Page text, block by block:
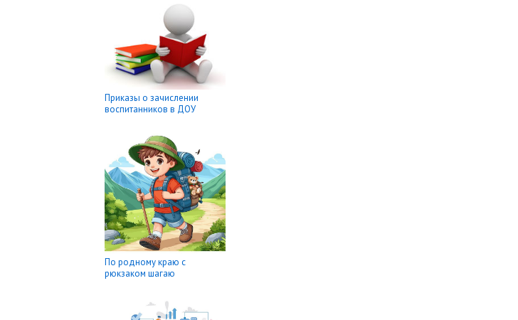
Приказы о зачислении
воспитанников в ДОУ
По родному краю с
рюкзаком шагаю